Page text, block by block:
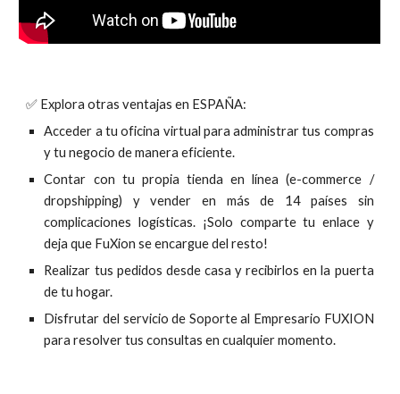
✅ Explora otras ventajas en ESPAÑA:
Acceder a tu oficina virtual para administrar tus compras
y tu negocio de manera eficiente.
Contar con tu propia tienda en línea (e-commerce /
dropshipping) y vender en más de 14 países sin
complicaciones logísticas. ¡Solo comparte tu enlace y
deja que FuXion se encargue del resto!
Realizar tus pedidos desde casa y recibirlos en la puerta
de tu hogar.
Disfrutar del servicio de Soporte al Empresario FUXION
para resolver tus consultas en cualquier momento.